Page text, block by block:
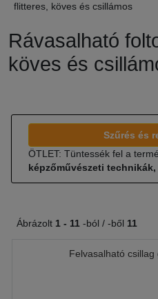
flitteres, köves és csillámos
Rávasalható
köves és
Szűrés és
ÖTLET: Tüntessék fel a
képzőművészeti
Ábrázolt 1 - 11 -ból / -ből 11
Felvasalható